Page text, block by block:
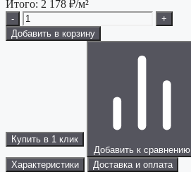
Итого: 2 178 ₽/м²
-
+
Добавить в корзину
Купить в 1 клик
Добавить к сравнению
Характеристики
Доставка и оплата